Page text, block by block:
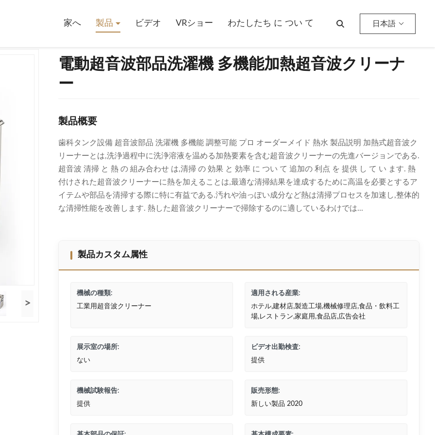
家へ 製品 ビデオ VRショー わたしたち に つい て 日本語
>
電動超音波部品洗濯機 多機能加熱超音波クリーナ
ー
製品概要
歯科タンク設備 超音波部品 洗濯機 多機能 調整可能 プロ オーダーメイド 熱水 製品説明 加熱式超音波ク
リーナーとは,洗浄過程中に洗浄溶液を温める加熱要素を含む超音波クリーナーの先進バージョンである.
超音波 清掃 と 熱 の 組み合わせ は,清掃 の 効果 と 効率 に つい て 追加の 利点 を 提供 し て い ます. 熱
付けされた超音波クリーナーに熱を加えることは,最適な清掃結果を達成するために高温を必要とするア
イテムや部品を清掃する際に特に有益である.汚れや油っぽい成分など熱は清掃プロセスを加速し,整体的
な清掃性能を改善します. 熱した超音波クリーナーで掃除するのに適しているわけでは...
製品カスタム属性
機械の種類:
工業用超音波クリーナー
適用される産業:
ホテル,建材店,製造工場,機械修理店,食品・飲料工
場,レストラン,家庭用,食品店,広告会社
展示室の場所:
ない
ビデオ出勤検査:
提供
機械試験報告:
提供
販売形態:
新しい製品 2020